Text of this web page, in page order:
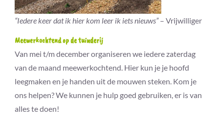
“Iedere keer dat ik hier kom leer ik iets nieuws”– Vrijwilliger
Meewerkochtend op de tuinderij
Van mei t/m december organiseren we iedere zaterdag
van de maand meewerkochtend. Hier kun je je hoofd
leegmaken en je handen uit de mouwen steken. Kom je
ons helpen? We kunnen je hulp goed gebruiken, er is van
alles te doen!